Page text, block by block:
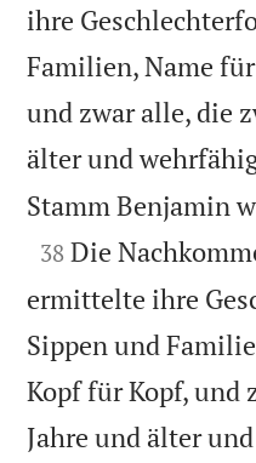
ihre
Familien, Name
und zwar alle, die
älter und
Stamm Benjamin

38 Die
ermittelte ihre
Sippen und
Kopf für Kopf, und
Jahre und älter